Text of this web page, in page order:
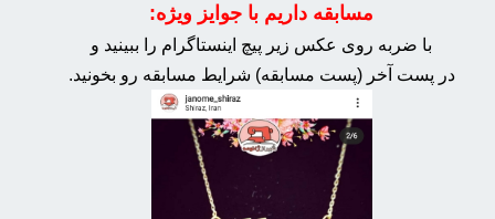
مسابقه داریم با جوایز ویژه:
با ضربه روی عکس زیر پیچ اینستاگرام را ببینید و
در پست آخر (پست مسابقه) شرایط مسابقه رو بخونید.